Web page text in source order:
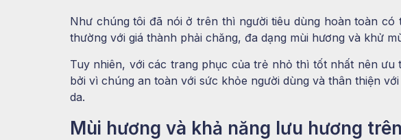
Như chúng tôi đã nói ở trên thì người tiêu dùng hoàn toàn có
thường với giá thành phải chăng, đa dạng mùi hương và khử
Tuy nhiên, với các trang phục của trẻ nhỏ thì tốt nhất nên ưu
bởi vì chúng an toàn với sức khỏe người dùng và thân thiện
da.
Mùi hương và khả năng lưu hương